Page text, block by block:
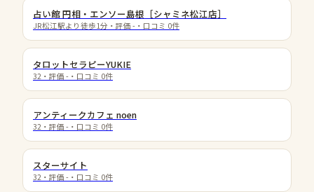
占い館 円相・エンソー島根［シャミネ松江店］
JR松江駅より徒歩1分 ・評価 - ・口コミ 0件
タロットセラピーYUKIE
32 ・評価 - ・口コミ 0件
アンティークカフェ noen
32 ・評価 - ・口コミ 0件
スターサイト
32 ・評価 - ・口コミ 0件